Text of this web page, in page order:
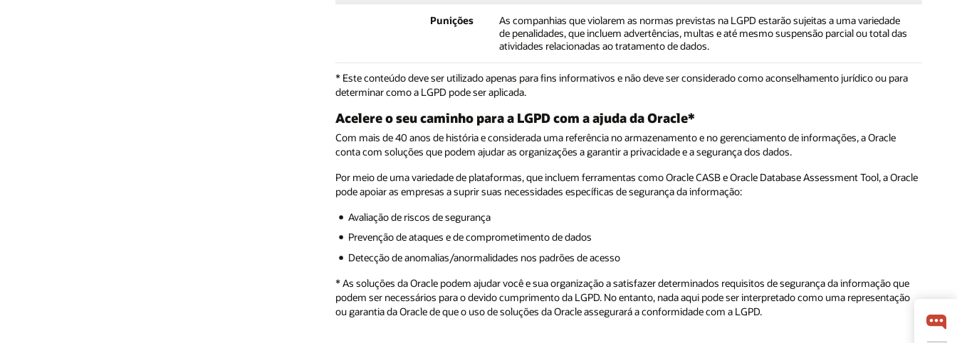
Punições
As companhias que violarem as normas previstas na LGPD estarão sujeitas a uma variedade
de penalidades, que incluem advertências, multas e até mesmo suspensão parcial ou total das
atividades relacionadas ao tratamento de dados.
* Este conteúdo deve ser utilizado apenas para fins informativos e não deve ser considerado como aconselhamento jurídico ou para
determinar como a LGPD pode ser aplicada.
Acelere o seu caminho para a LGPD com a ajuda da Oracle*
Com mais de 40 anos de história e considerada uma referência no armazenamento e no gerenciamento de informações, a Oracle
conta com soluções que podem ajudar as organizações a garantir a privacidade e a segurança dos dados.
Por meio de uma variedade de plataformas, que incluem ferramentas como Oracle CASB e Oracle Database Assessment Tool, a Oracle
pode apoiar as empresas a suprir suas necessidades específicas de segurança da informação:
Avaliação de riscos de segurança
Prevenção de ataques e de comprometimento de dados
Detecção de anomalias/anormalidades nos padrões de acesso
* As soluções da Oracle podem ajudar você e sua organização a satisfazer determinados requisitos de segurança da informação que
podem ser necessários para o devido cumprimento da LGPD. No entanto, nada aqui pode ser interpretado como uma representação
ou garantia da Oracle de que o uso de soluções da Oracle assegurará a conformidade com a LGPD.